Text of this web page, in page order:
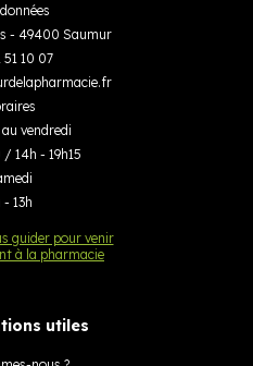
- 49400 Saumur
51 10 07
vendredi
/ 14h - 19h15
- 13h
guider pour venir
à la pharmacie
utiles